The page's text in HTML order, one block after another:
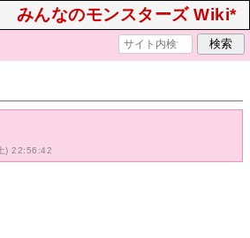
みんなのモンスターズ Wiki*
) 22:56:42